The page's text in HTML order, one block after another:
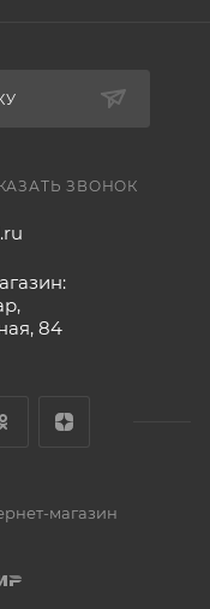
ЗВОНОК
84
магазин